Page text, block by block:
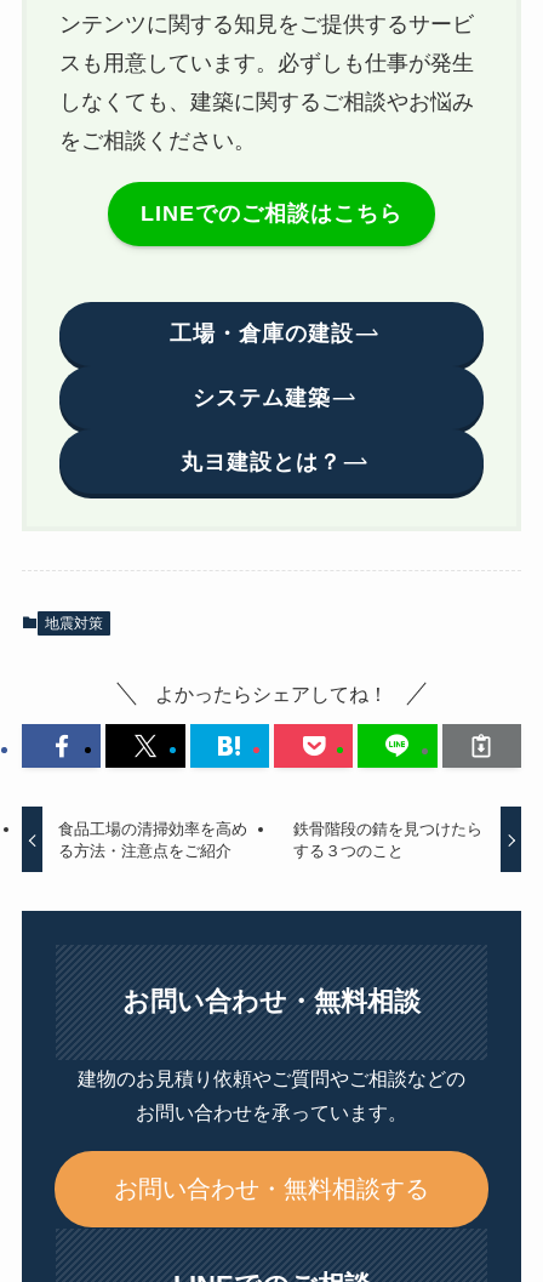
ンテンツに関する知見をご提供するサービ
スも用意しています。必ずしも仕事が発生
しなくても、建築に関するご相談やお悩み
をご相談ください。
LINEでのご相談はこちら
工場・倉庫の建設
システム建築
丸ヨ建設とは？
地震対策
よかったらシェアしてね！
食品工場の清掃効率を高め
る方法・注意点をご紹介
鉄骨階段の錆を見つけたら
する３つのこと
お問い合わせ・無料相談
建物のお見積り依頼やご質問やご相談などの
お問い合わせを承っています。
お問い合わせ・無料相談する